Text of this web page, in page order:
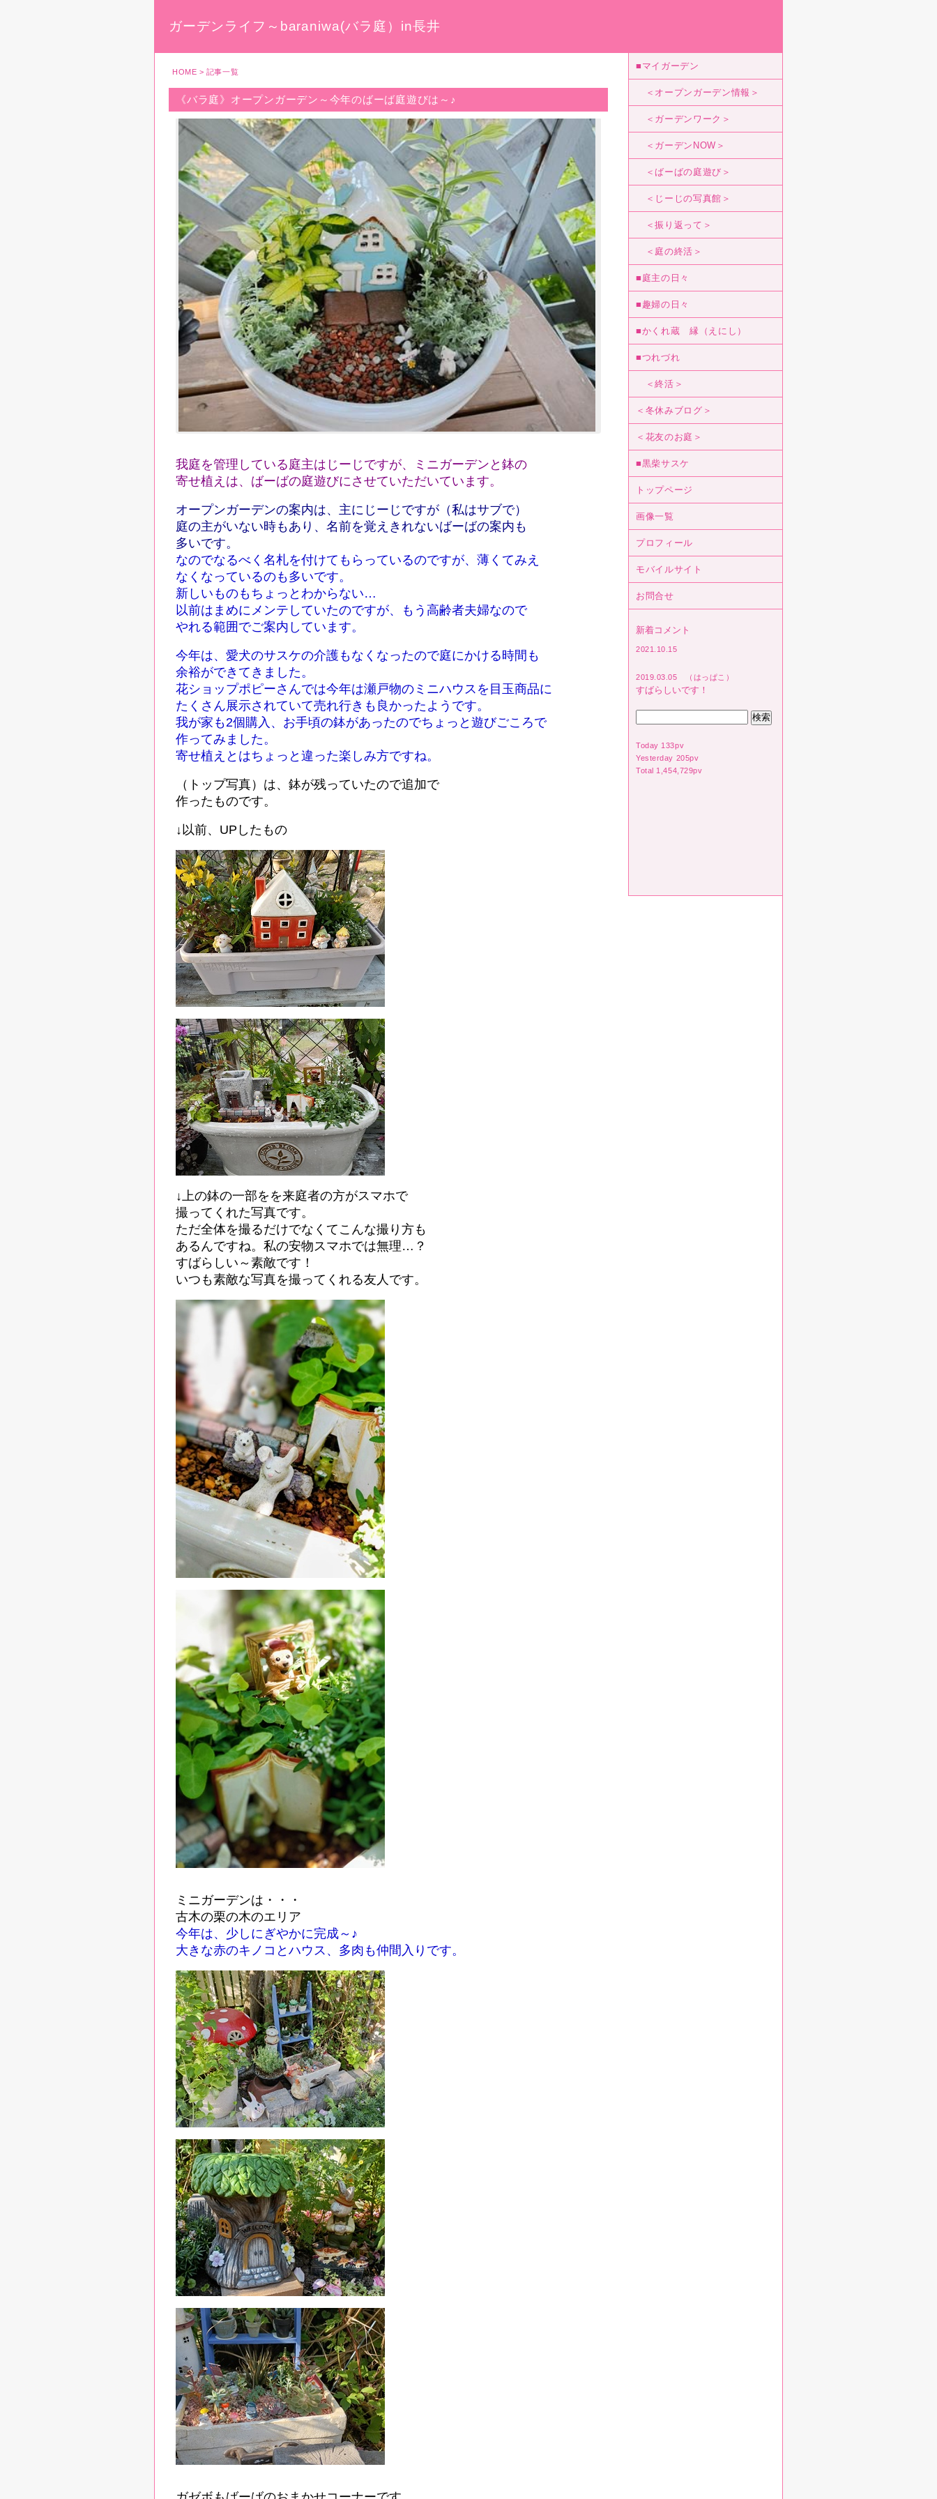
ガーデンライフ～baraniwa(バラ庭）in長井
HOME > 記事一覧
《バラ庭》オープンガーデン～今年のばーば庭遊びは～♪
我庭を管理している庭主はじーじですが、ミニガーデンと鉢の
寄せ植えは、 ばーばの庭遊びにさせていただいています。
オープンガーデンの案内は、主にじーじですが（私はサブで）
庭の主がいない時もあり、名前を覚えきれないばーばの案内も
多いです。
なのでなるべく名札を付けてもらっているのですが、薄くてみえ
なくなっているのも多いです。
新しいものもちょっとわからない…
以前はまめにメンテしていたのですが、もう高齢者夫婦なので
やれる範囲でご案内しています。
今年は、愛犬のサスケの介護もなくなったので庭にかける時間も
余裕ができてきました。
花ショップポピーさんでは今年は瀬戸物のミニハウスを目玉商品に
たくさん展示されていて売れ行きも良かったようです。
我が家も2個購入、お手頃の鉢があったのでちょっと遊びごころで
作ってみました。
寄せ植えとはちょっと違った楽しみ方ですね。
（トップ写真）は、鉢が残っていたので追加で
作ったものです。
↓以前、UPしたもの
↓上の鉢の一部をを来庭者の方がスマホで
撮ってくれた写真です。
ただ全体を撮るだけでなくてこんな撮り方も
あるんですね。私の安物スマホでは無理…？
すばらしい～素敵です！
いつも素敵な写真を撮ってくれる友人です。
ミニガーデンは・・・
古木の栗の木のエリア
今年は、少しにぎやかに完成～♪
大きな赤のキノコとハウス、多肉も仲間入りです。
■マイガーデン
＜オープンガーデン情報＞
＜ガーデンワーク＞
＜ガーデンNOW＞
＜ばーばの庭遊び＞
＜じーじの写真館＞
＜振り返って＞
＜庭の終活＞
■庭主の日々
■趣婦の日々
■かくれ蔵 縁（えにし）
■つれづれ
＜終活＞
＜冬休みブログ＞
＜花友のお庭＞
■黒柴サスケ
トップページ
画像一覧
プロフィール
モバイルサイト
お問合せ
新着コメント
2021.10.15
2019.03.05 （はっぱこ）
すばらしいです！
Today 133pv
Yesterday 205pv
Total 1,454,729pv